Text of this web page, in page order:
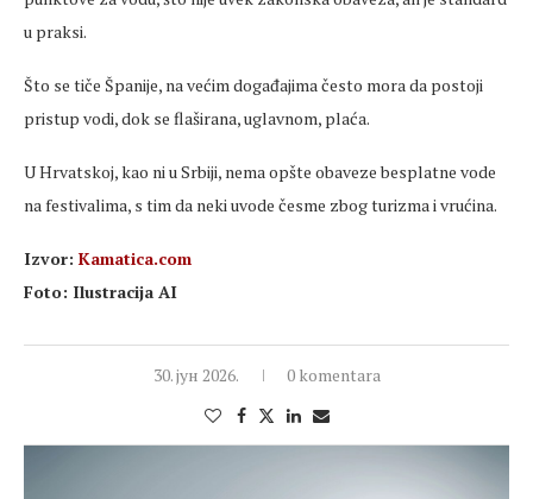
u praksi.
Što se tiče Španije, na većim događajima često mora da postoji
pristup vodi, dok se flaširana, uglavnom, plaća.
U Hrvatskoj, kao ni u Srbiji, nema opšte obaveze besplatne vode
na festivalima, s tim da neki uvode česme zbog turizma i vrućina.
Izvor: Kamatica.com
Foto: Ilustracija AI
30. јун 2026. 0 komentara